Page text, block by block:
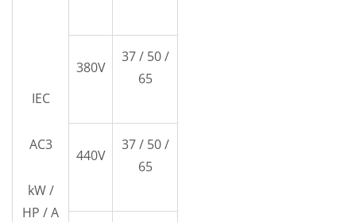
IEC
AC3
kW /
HP / A
380V
37 / 50 /
65
440V
37 / 50 /
65